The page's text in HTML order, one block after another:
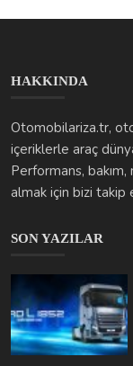
HAKKINDA
Otomobilariza.tr,
içeriklerle araç
Performans,
almak için bizi takip
SON YAZILAR